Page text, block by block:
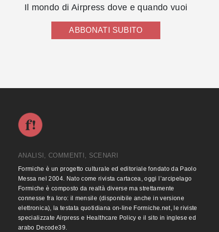
Il mondo di Airpress dove e quando vuoi
ABBONATI SUBITO
ANALISI, COMMENTI, SCENARI
Formiche è un progetto culturale ed editoriale fondato da Paolo
Messa nel 2004. Nato come rivista cartacea, oggi l’arcipelago
Formiche è composto da realtà diverse ma strettamente
connesse fra loro: il mensile (disponibile anche in versione
elettronica), la testata quotidiana on-line Formiche.net, le riviste
specializzate Airpress e Healthcare Policy e il sito in inglese ed
arabo Decode39.